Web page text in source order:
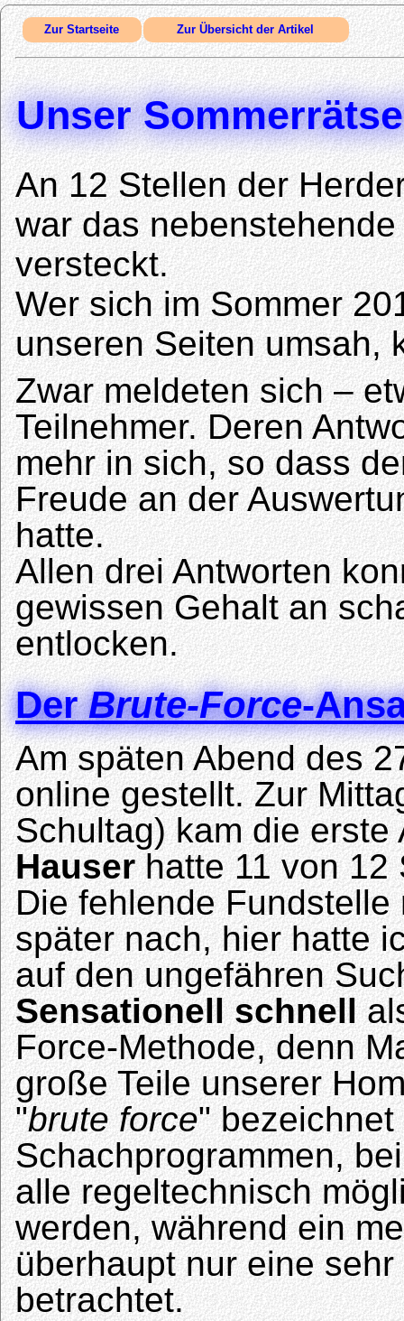
Zur Startseite Zur Übersicht der Artikel
Unser
An 12 Stellen der
war das
versteckt.
Wer sich im Sommer
unseren Seiten umsah,
Zwar meldeten sich –
Teilnehmer. Deren
mehr in sich, so dass
Freude an der
hatte.
Allen drei Antworten
gewissen Gehalt an
entlocken.
DerBrute-Force-
Am späten Abend des
online gestellt. Zur
Schultag) kam die
Hauserhatte 11 von 12
Die fehlende
später nach, hier hatte
auf den ungefähren
Sensationell schnell
Force-Methode, denn
große Teile unserer
"brute force"
Schachprogrammen,
alle regeltechnisch
werden, während ein
überhaupt nur eine
betrachtet.